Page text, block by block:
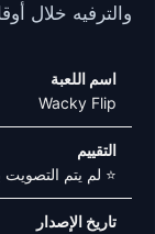
والترفيه خلال
اسم اللعبة
Wacky Flip
التقييم
⭐ لم يتم التصويت
تاريخ الإصدار